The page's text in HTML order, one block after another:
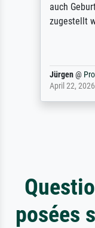
auch
zugestellt
Jürgen@
April 22, 2026
posées